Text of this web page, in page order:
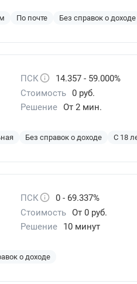
По почте Без справок о доходе
ПСК
14.357 - 59.000%
Стоимость 0 руб.
Решение От 2 мин.
Без справок о доходе С 18
ПСК
0 - 69.337%
Стоимость От 0 руб.
Решение 10 минут
о доходе